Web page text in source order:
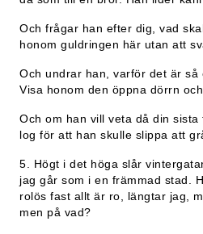
Och frågar han efter dig, vad
honom guldringen här utan att
Och undrar han, varför det är så
Visa honom den öppna dörrn
Och om han vill veta då din
log för att han skulle slippa att
5. Högt i det höga slår
jag går som i en främmad stad.
rolös fast allt är ro, längtar jag,
men på vad?